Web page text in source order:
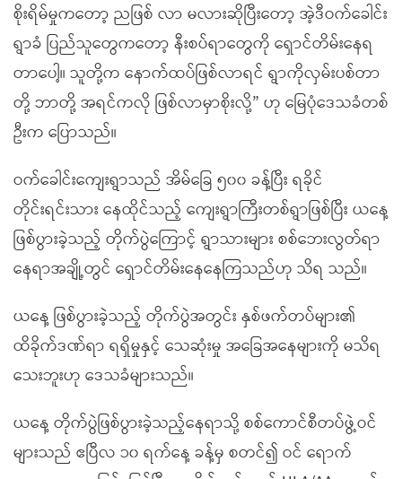
စိုးရိမ်မှုကတော့ ညဖြစ် လာ မလားဆိုပြီးတော့ အဲ့ဒီဝက်ခေါင်း
ရွာခံ ပြည်သူတွေကတော့ နီးစပ်ရာတွေကို ရှောင်တိမ်းနေရ
တာပေါ့။ သူတို့က နောက်ထပ်ဖြစ်လာရင် ရွာကိုလှမ်းပစ်တာ
တို့ ဘာတို့ အရင်ကလို ဖြစ်လာမှာစိုးလို့” ဟု မြေပုံဒေသခံတစ်
ဦးက ပြောသည်။
ဝက်ခေါင်းကျေးရွာသည် အိမ်ခြေ ၅၀၀ ခန့်ပြီး ရခိုင်
တိုင်းရင်းသား နေထိုင်သည့် ကျေးရွာကြီးတစ်ရွာဖြစ်ပြီး ယနေ့
ဖြစ်ပွားခဲ့သည့် တိုက်ပွဲကြောင့် ရွာသားများ စစ်ဘေးလွတ်ရာ
နေရာအချို့တွင် ရှောင်တိမ်းနေနေကြသည်ဟု သိရ သည်။
ယနေ့ ဖြစ်ပွားခဲ့သည့် တိုက်ပွဲအတွင်း နှစ်ဖက်တပ်များ၏
ထိခိုက်ဒဏ်ရာ ရရှိမှုနှင့် သေဆုံးမှု အခြေအနေများကို မသိရ
သေးဘူးဟု ဒေသခံများသည်။
ယနေ့ တိုက်ပွဲဖြစ်ပွားခဲ့သည့်နေရာသို့ စစ်ကောင်စီတပ်ဖွဲ့ဝင်
များသည် ဧပြီလ ၁၀ ရက်နေ့ ခန့်မှ စတင်၍ ဝင် ရောက်